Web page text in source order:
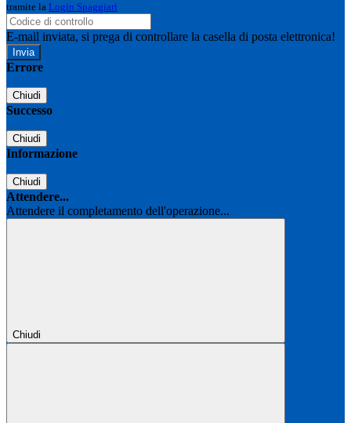
tramite la Login Spaggiari
E-mail inviata, si prega di controllare la casella di posta elettronica!
Errore
Chiudi
Successo
Chiudi
Informazione
Chiudi
Attendere...
Attendere il completamento dell'operazione...
Chiudi